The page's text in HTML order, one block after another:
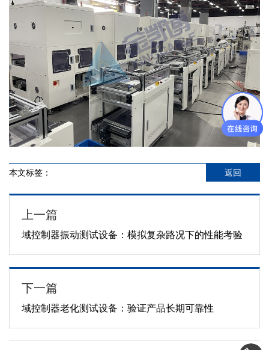
本文标签： 返回
上一篇
域控制器振动测试设备：模拟复杂路况下的性能考验
下一篇
域控制器老化测试设备：验证产品长期可靠性